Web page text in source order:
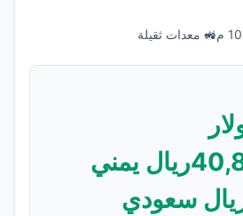
🚜 معدات ثقيلة
ريال يمني
سعودي